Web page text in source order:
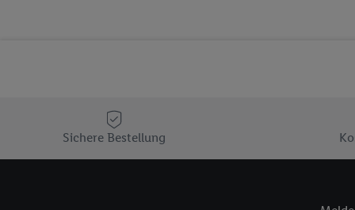
Sichere Bestellung
Hierzu wird von uns
Adresse in
den Lidl-Diensten
Wenn das der Fall ist,
Kundenkonto-
Insbesondere können